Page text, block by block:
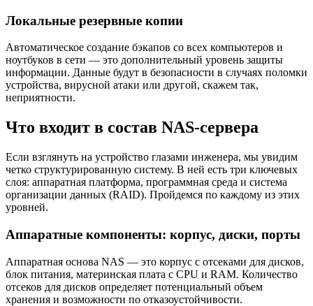
Локальные резервные копии
Автоматическое создание бэкапов со всех компьютеров и
ноутбуков в сети — это дополнительный уровень защиты
информации. Данные будут в безопасности в случаях поломки
устройства, вирусной атаки или другой, скажем так,
неприятности.
Что входит в состав NAS-сервера
Если взглянуть на устройство глазами инженера, мы увидим
четко структурированную систему. В ней есть три ключевых
слоя: аппаратная платформа, программная среда и система
организации данных (RAID). Пройдемся по каждому из этих
уровней.
Аппаратные компоненты: корпус, диски, порты
Аппаратная основа NAS — это корпус с отсеками для дисков,
блок питания, материнская плата с CPU и RAM. Количество
отсеков для дисков определяет потенциальный объем
хранения и возможности по отказоустойчивости.